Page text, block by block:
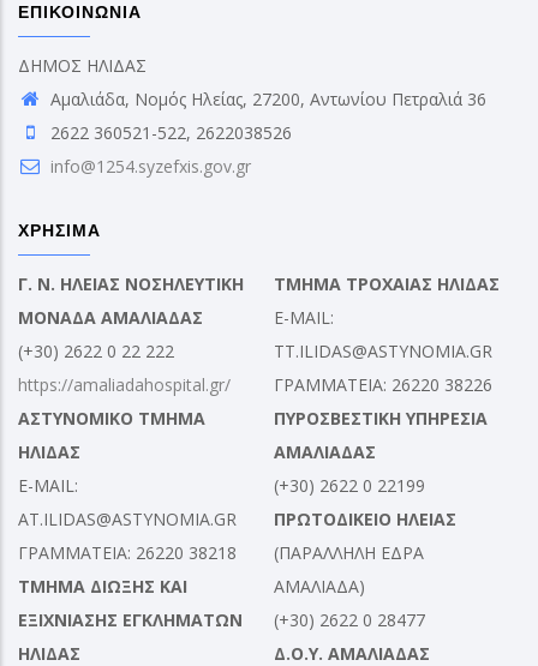
ΕΠΙΚΟΙΝΩΝΙΑ
ΔΗΜΟΣ ΗΛΙΔΑΣ
Αμαλιάδα, Νομός Ηλείας, 27200, Αντωνίου Πετραλιά 36
2622 360521-522, 2622038526
info@1254.syzefxis.gov.gr
ΧΡΗΣΙΜΑ
Γ. Ν. ΗΛΕΙΑΣ ΝΟΣΗΛΕΥΤΙΚΗ
ΜΟΝΑΔΑ ΑΜΑΛΙΑΔΑΣ
(+30) 2622 0 22 222
https://amaliadahospital.gr/
ΑΣΤΥΝΟΜΙΚΟ ΤΜΗΜΑ
ΗΛΙΔΑΣ
E-MAIL:
AT.ILIDAS@ASTYNOMIA.GR
ΓΡΑΜΜΑΤΕΙΑ: 26220 38218
ΤΜΗΜΑ ΔΙΩΞΗΣ ΚΑΙ
ΕΞΙΧΝΙΑΣΗΣ ΕΓΚΛΗΜΑΤΩΝ
ΗΛΙΔΑΣ
ΤΜΗΜΑ ΤΡΟΧΑΙΑΣ ΗΛΙΔΑΣ
E-MAIL:
TT.ILIDAS@ASTYNOMIA.GR
ΓΡΑΜΜΑΤΕΙΑ: 26220 38226
ΠΥΡΟΣΒΕΣΤΙΚΗ ΥΠΗΡΕΣΙΑ
ΑΜΑΛΙΑΔΑΣ
(+30) 2622 0 22199
ΠΡΩΤΟΔΙΚΕΙΟ ΗΛΕΙΑΣ
(ΠΑΡΑΛΛΗΛΗ ΕΔΡΑ
ΑΜΑΛΙΑΔΑ)
(+30) 2622 0 28477
Δ.Ο.Υ. ΑΜΑΛΙΑΔΑΣ